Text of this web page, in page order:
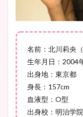
名前：北川莉央
生年月日：2004
出身地：東京都
身長：157cm
血液型：O型
出身校：明治学